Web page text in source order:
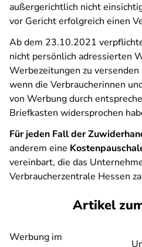
außergerichtlich nicht
vor Gericht erfolgreich einen
Ab dem 23.10.2021
nicht persönlich adressierten
Werbezeitungen zu versenden
wenn die Verbraucherinnen
von Werbung durch
Briefkasten widersprochen
Für jeden Fall der
anderem eine
vereinbart, die das
Verbraucherzentrale Hessen
Artikel
Werbung im